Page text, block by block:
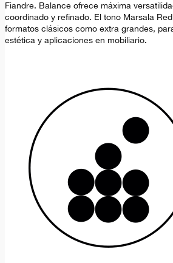
Fiandre. Balance ofrece máxima
coordinado y refinado. El tono Marsala
formatos clásicos como extra grandes,
estética y aplicaciones en mobiliario.